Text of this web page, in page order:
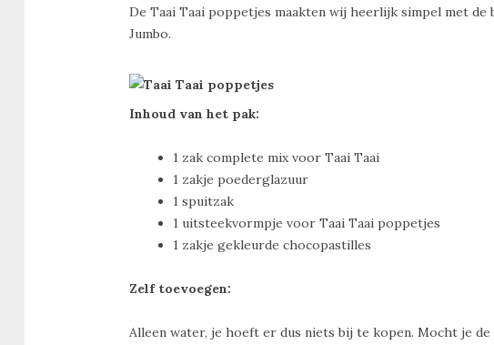
De Taai Taai poppetjes maakten wij heerlijk simpel met de
Jumbo.
Inhoud van het pak:
1 zak complete mix voor Taai Taai
1 zakje poederglazuur
1 spuitzak
1 uitsteekvormpje voor Taai Taai poppetjes
1 zakje gekleurde chocopastilles
Zelf toevoegen:
Alleen water, je hoeft er dus niets bij te kopen. Mocht je